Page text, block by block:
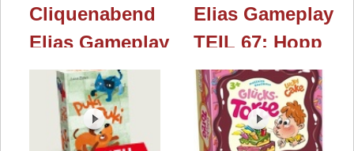
Cliquenabend
Elias Gameplay
TEIL 90:
Drago-Tuku
(Logis)
Elias Gameplay
TEIL 67: Hopp
und Hui!
(Logis)